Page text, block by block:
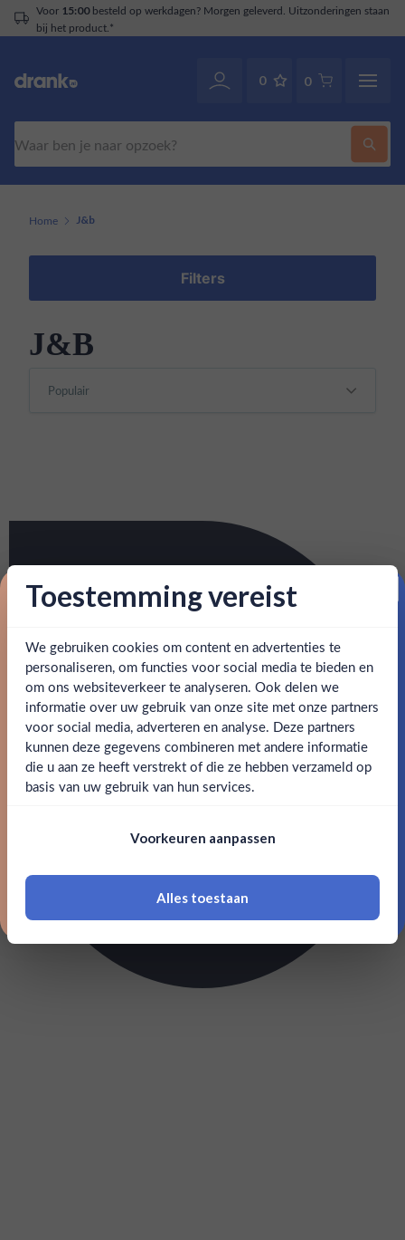
Voor 15:00besteld op werkdagen? Morgen geleverd. Uitzonderingen staan
bij het product.*
0 0
Ben jij 18 jaar of ouder?
Ja Nee
18 jaar of ouder zijn
Home J&b
Filters
J&B
Toestemming vereist
We gebruiken cookies om content en advertenties te
personaliseren, om functies voor social media te bieden en
om ons websiteverkeer te analyseren. Ook delen we
informatie over uw gebruik van onze site met onze partners
voor social media, adverteren en analyse. Deze partners
kunnen deze gegevens combineren met andere informatie
die u aan ze heeft verstrekt of die ze hebben verzameld op
basis van uw gebruik van hun services.
Voorkeuren aanpassen
Alles toestaan
Proost op je eerste korting!
Schrijf je in en ontvang direct 5% korting op je eerste
bestelling.
Email
Claim mijn korting